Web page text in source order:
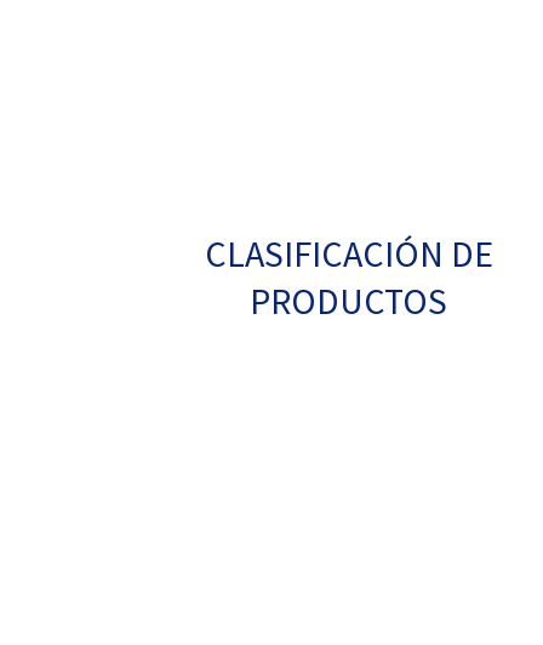
CLASIFICACIÓN DE
PRODUCTOS